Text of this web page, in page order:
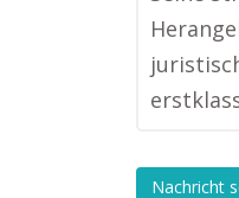
Nachricht